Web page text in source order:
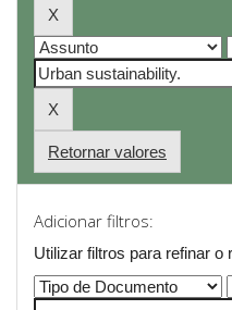
Retornar valores
Adicionar filtros:
Utilizar filtros para refinar o